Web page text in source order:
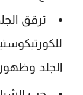
ترقق
الجلد وظهور